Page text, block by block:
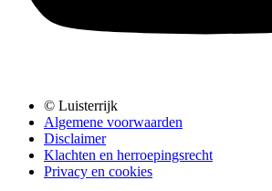
© Luisterrijk
Algemene voorwaarden
Disclaimer
Klachten en herroepingsrecht
Privacy en cookies